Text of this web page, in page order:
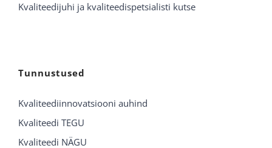
Kvaliteedijuhi ja kvaliteedispetsialisti kutse
Tunnustused
Kvaliteediinnovatsiooni auhind
Kvaliteedi TEGU
Kvaliteedi NÄGU